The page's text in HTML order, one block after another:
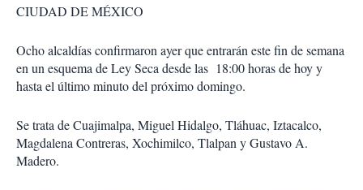
CIUDAD DE MÉXICO
Ocho alcaldías confirmaron ayer que entrarán este fin de semana
en un esquema de Ley Seca desde las 18:00 horas de hoy y
hasta el último minuto del próximo domingo.
Se trata de Cuajimalpa, Miguel Hidalgo, Tláhuac, Iztacalco,
Magdalena Contreras, Xochimilco, Tlalpan y Gustavo A.
Madero.